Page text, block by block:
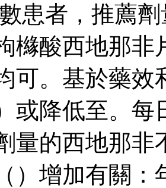
患者，推薦
櫞酸西地那
可。基於藥
或降低至。每
量的西地那
）增加有關：